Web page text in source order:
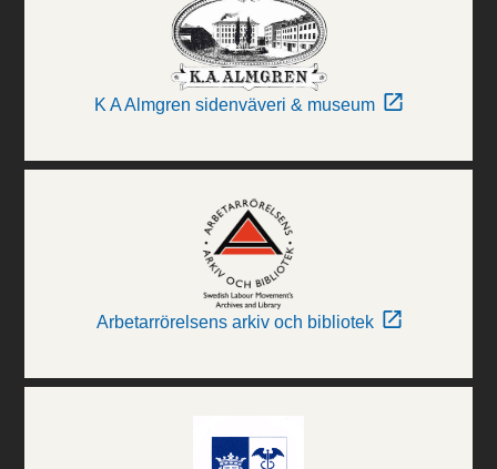
K A Almgren sidenväveri & museum
Arbetarrörelsens arkiv och bibliotek